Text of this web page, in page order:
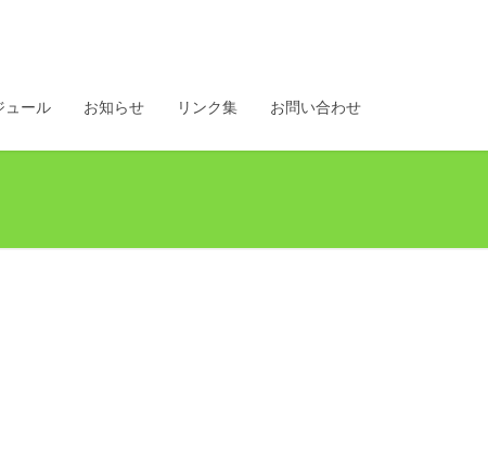
ュール お知らせ リンク集 お問い合わせ